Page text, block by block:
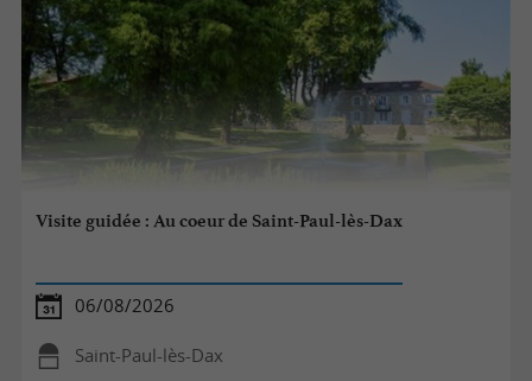
Visite guidée : Au coeur de Saint-Paul-lès-Dax
06/08/2026
Saint-Paul-lès-Dax